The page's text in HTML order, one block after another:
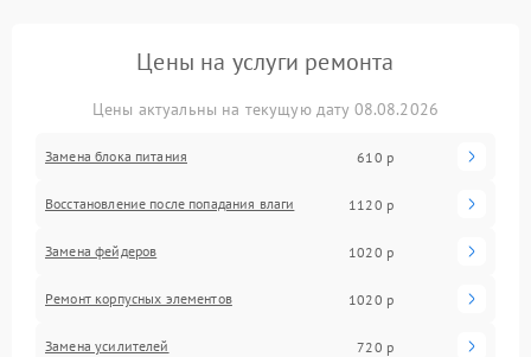
Цены на услуги ремонта
Цены актуальны на текущую дату 08.08.2026
Замена блока питания 610 р
Восстановление после попадания влаги 1120 р
Замена фейдеров 1020 р
Ремонт корпусных элементов 1020 р
Замена усилителей 720 р